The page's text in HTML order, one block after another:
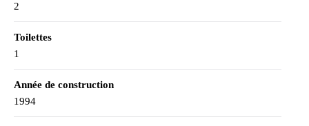
2
Toilettes
1
Année de construction
1994